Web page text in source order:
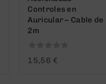
Controles en
Auricular – Cable de
2m
0
15,56 €